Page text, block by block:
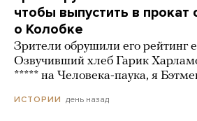
чтобы выпустить в прокат
о Колобке
Зрители обрушили его рейтинг
Озвучивший хлеб Гарик
***** на Человека-паука, я
ИСТОРИИ день назад